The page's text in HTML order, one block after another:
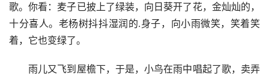
歌。你看：麦子已披上了绿装，向日葵开了花，金灿灿的，
十分喜人。老杨树抖抖湿润的.身子，向小雨微笑，笑着笑
着，它也变绿了。
雨儿又飞到屋檐下，于是，小鸟在雨中唱起了歌，卖弄